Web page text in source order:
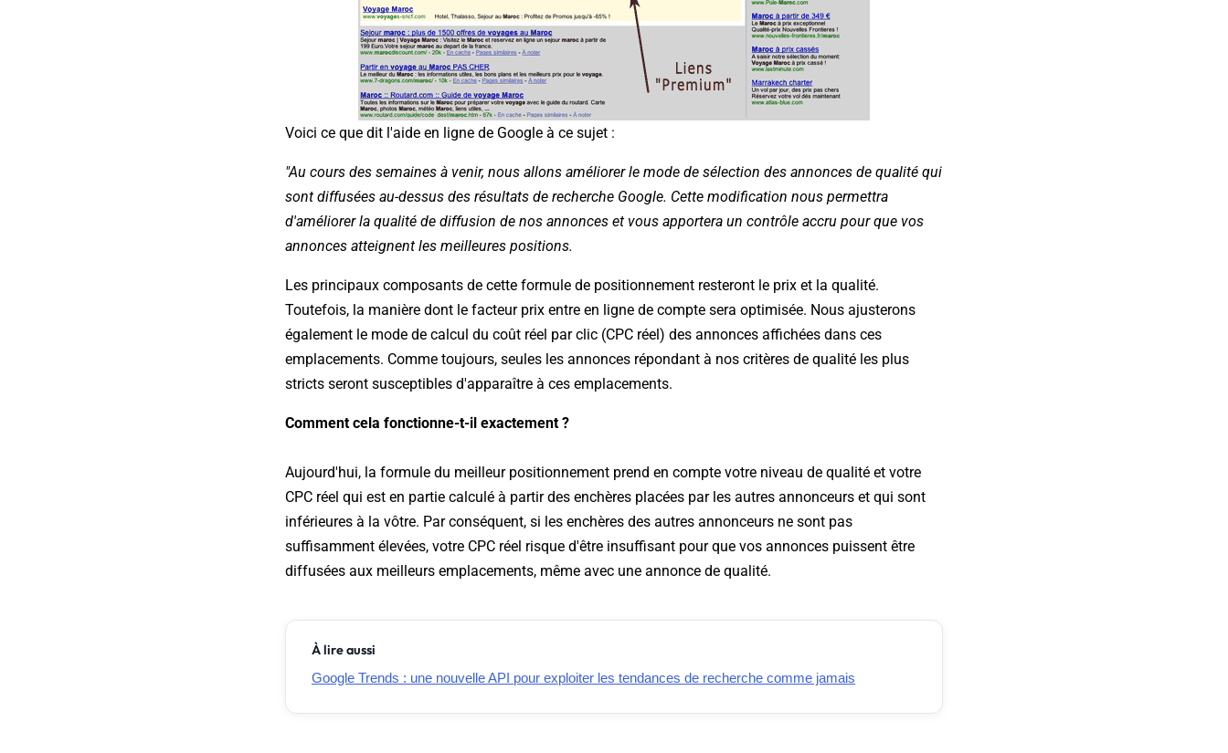
Voici ce que dit l'aide en ligne de Google à ce sujet :
"Au cours des semaines à venir, nous allons améliorer le mode de sélection des annonces de qualité qui
sont diffusées au-dessus des résultats de recherche Google. Cette modification nous permettra
d'améliorer la qualité de diffusion de nos annonces et vous apportera un contrôle accru pour que vos
annonces atteignent les meilleures positions.
Les principaux composants de cette formule de positionnement resteront le prix et la qualité.
Toutefois, la manière dont le facteur prix entre en ligne de compte sera optimisée. Nous ajusterons
également le mode de calcul du coût réel par clic (CPC réel) des annonces affichées dans ces
emplacements. Comme toujours, seules les annonces répondant à nos critères de qualité les plus
stricts seront susceptibles d'apparaître à ces emplacements.
Comment cela fonctionne-t-il exactement ?
Aujourd'hui, la formule du meilleur positionnement prend en compte votre niveau de qualité et votre
CPC réel qui est en partie calculé à partir des enchères placées par les autres annonceurs et qui sont
inférieures à la vôtre. Par conséquent, si les enchères des autres annonceurs ne sont pas
suffisamment élevées, votre CPC réel risque d'être insuffisant pour que vos annonces puissent être
diffusées aux meilleurs emplacements, même avec une annonce de qualité.
À lire aussi
Google Trends : une nouvelle API pour exploiter les tendances de recherche comme jamais